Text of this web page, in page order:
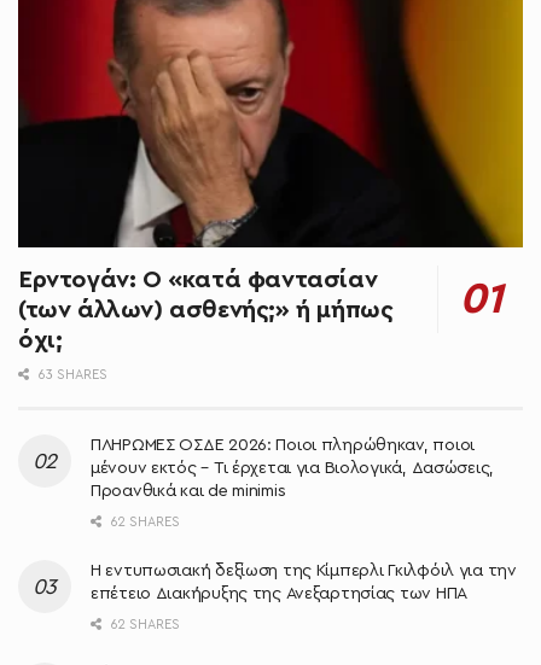
Ερντογάν: Ο «κατά φαντασίαν
(των άλλων) ασθενής;» ή μήπως
όχι;
63 SHARES
ΠΛΗΡΩΜΕΣ ΟΣΔΕ 2026: Ποιοι πληρώθηκαν, ποιοι
μένουν εκτός – Τι έρχεται για Βιολογικά, Δασώσεις,
Προανθικά και de minimis
62 SHARES
Η εντυπωσιακή δεξίωση της Κίμπερλι Γκιλφόιλ για την
επέτειο Διακήρυξης της Ανεξαρτησίας των ΗΠΑ
62 SHARES